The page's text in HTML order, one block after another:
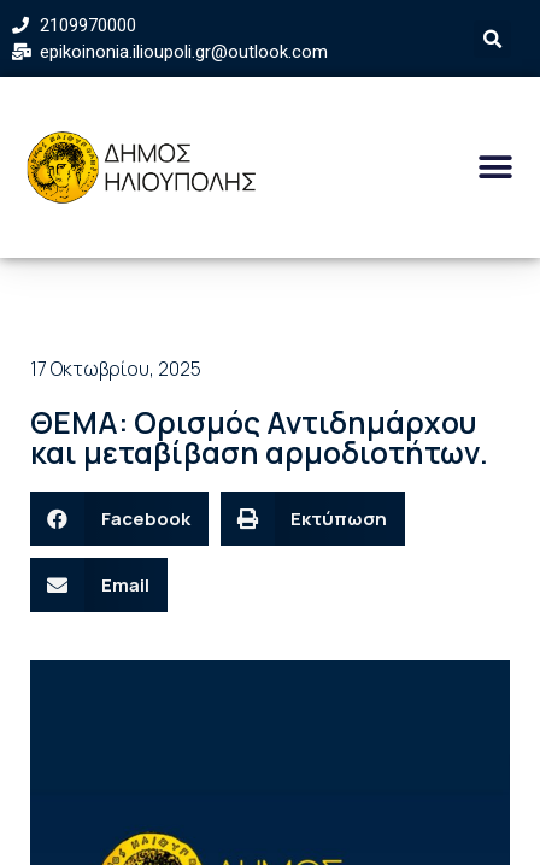
2109970000
epikoinonia.ilioupoli.gr@outlook.com
17 Οκτωβρίου, 2025
ΘΕΜΑ: Ορισμός Αντιδημάρχου
και μεταβίβαση αρμοδιοτήτων.
Facebook Εκτύπωση
Email